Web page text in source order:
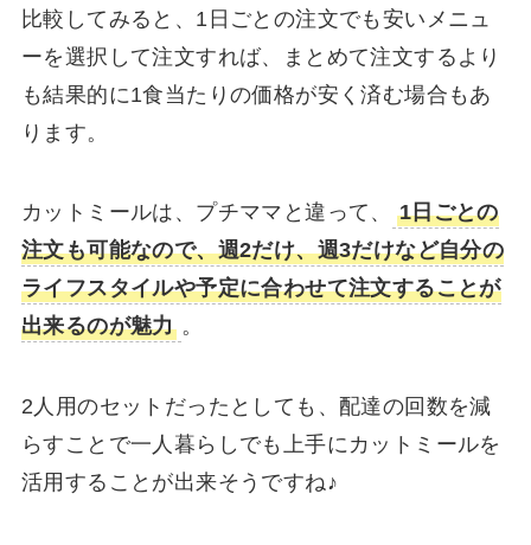
比較してみると、1日ごとの注文でも安いメニュ
ーを選択して注文すれば、まとめて注文するより
も結果的に1食当たりの価格が安く済む場合もあ
ります。
カットミールは、プチママと違って、
1日ごとの
注文も可能なので、週2だけ、週3だけなど自分の
ライフスタイルや予定に合わせて注文することが
出来るのが魅力 。
2人用のセットだったとしても、配達の回数を減
らすことで一人暮らしでも上手にカットミールを
活用することが出来そうですね♪